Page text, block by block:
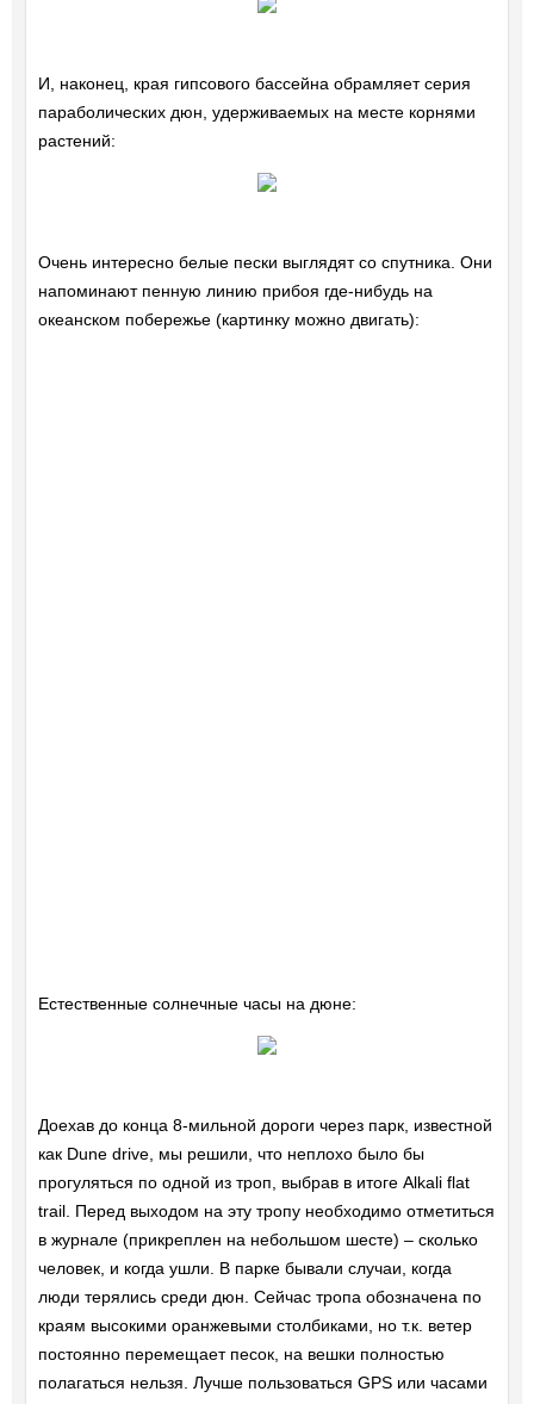
И, наконец, края гипсового бассейна обрамляет серия
параболических дюн, удерживаемых на месте корнями
растений:
Очень интересно белые пески выглядят со спутника. Они
напоминают пенную линию прибоя где-нибудь на
океанском побережье (картинку можно двигать):
Естественные солнечные часы на дюне:
Доехав до конца 8-мильной дороги через парк, известной
как Dune drive, мы решили, что неплохо было бы
прогуляться по одной из троп, выбрав в итоге Alkali flat
trail. Перед выходом на эту тропу необходимо отметиться
в журнале (прикреплен на небольшом шесте) – сколько
человек, и когда ушли. В парке бывали случаи, когда
люди терялись среди дюн. Сейчас тропа обозначена по
краям высокими оранжевыми столбиками, но т.к. ветер
постоянно перемещает песок, на вешки полностью
полагаться нельзя. Лучше пользоваться GPS или часами